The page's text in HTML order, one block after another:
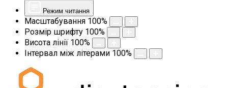
Режим читання
Масштабування 100%
Розмір шрифту 100%
Висота лінії 100%
Інтервал між літерами 100%